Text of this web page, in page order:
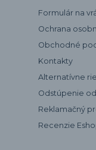
Formulár na
Ochrana
Obchodné
Kontakty
Alternatívne
Odstúpenie
Reklamačný
Recenzie